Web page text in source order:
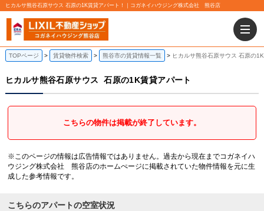
ヒカルサ熊谷石原サウス 石原の1K賃貸アパート！｜コガネイハウジング株式会社 熊谷店
TOPページ 賃貸物件検索 熊谷市の賃貸情報一覧 ヒカルサ熊谷石原サウス 石原の
ヒカルサ熊谷石原サウス 石原の1K賃貸アパート
こちらの物件は掲載が終了しています。
※このページの情報は広告情報ではありません。過去から現在までコガネイハ
ウジング株式会社 熊谷店のホームぺージに掲載されていた物件情報を元に生
成した参考情報です。
こちらのアパートの空室状況